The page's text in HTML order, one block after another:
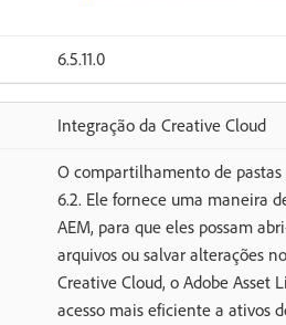
6.5.11.0
Integração da Creative Cloud
O compartilhamento de
6.2. Ele fornece uma maneira
AEM, para que eles possam
arquivos ou salvar alterações
Creative Cloud, o Adobe Asset
acesso mais eficiente a ativos